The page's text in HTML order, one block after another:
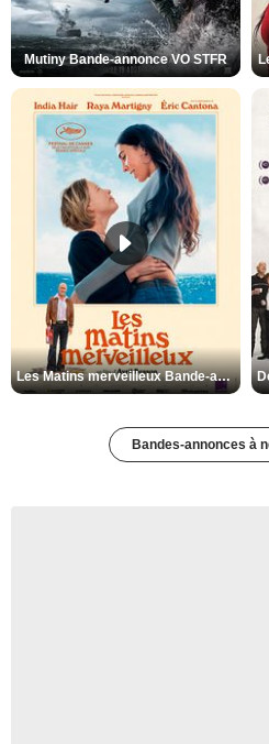
Mutiny Bande-annonce VO STFR
Les Matins merveilleux Bande-annonce VF
Bandes-annonces à